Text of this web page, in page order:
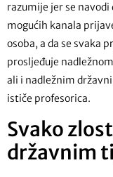
razumije jer se
mogućih kanala
osoba, a da se svaka
prosljeđuje
ali i nadležnim
ističe profesorica.
Svako
državnim